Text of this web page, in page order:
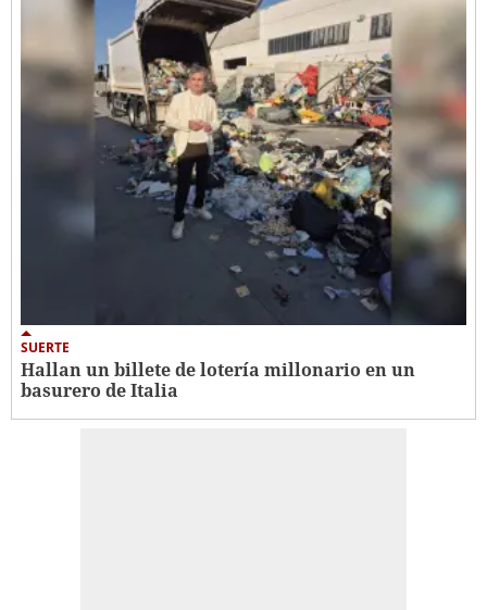
SUERTE
Hallan un billete de lotería millonario en un
basurero de Italia